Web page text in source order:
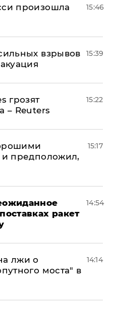
произошла
15:46
взрывов
15:39
грозят
– Reuters
15:22
и предположил,
15:17
ракет
14:54
лжи о
моста" в
14:14